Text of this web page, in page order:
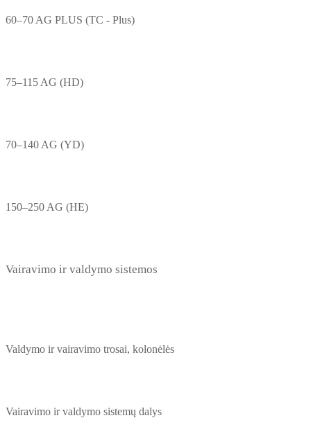
60–70 AG PLUS (TC - Plus)
75–115 AG (HD)
70–140 AG (YD)
150–250 AG (HE)
Vairavimo ir valdymo sistemos
Valdymo ir vairavimo trosai, kolonėlės
Vairavimo ir valdymo sistemų dalys